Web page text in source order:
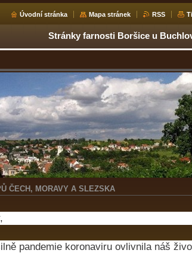
Úvodní stránka Mapa stránek RSS
Stránky farnosti Boršice u
ČECH, MORAVY A SLEZSKA
pandemie koronaviru ovlivnila náš